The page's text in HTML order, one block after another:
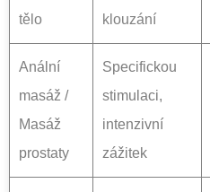
tělo
klouzání
Anální
masáž /
Masáž
prostaty
Specifickou
stimulaci,
intenzivní
zážitek